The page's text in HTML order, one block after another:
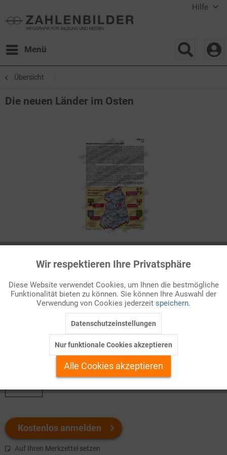
Hilfe
Menü
Übersicht
Die neuen Länder im Osten
besetzte Teil Deutschlands in fünf Länder aufgegliedert, deren
Zuschnitt die historischen Verwaltungsgrenzen berücksichtigte,
zum Teil aber auch deutlich davon abwich. So umfasste das
Welchen Download brauchen Sie?
Kostenlos anmelden
Auf Ihren Merkzettel setzen
Funktionale Aktiv
Marketing Inaktiv
Personalisierung Inaktiv
Service
Wir respektieren Ihre Privatsphäre
Diese Website verwendet Cookies, um Ihnen die bestmögliche
Funktionalität bieten zu können. Sie können Ihre Auswahl der
Verwendung von Cookies jederzeit speichern.
Datenschutzeinstellungen
Nur funktionale Cookies akzeptieren
Alle Cookies akzeptieren